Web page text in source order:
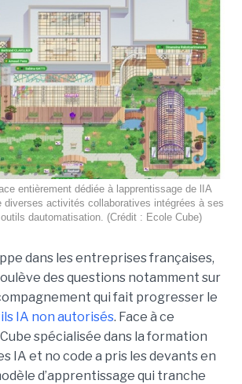
entièrement dédiée à lapprentissage de lIA
diverses activités collaboratives intégrées à ses
dautomatisation. (Crédit : Ecole Cube)
dans les entreprises françaises,
des questions notamment sur
qui fait progresser le
IA non autorisés. Face à ce
spécialisée dans la formation
IA et no code a pris les devants en
d’apprentissage qui tranche